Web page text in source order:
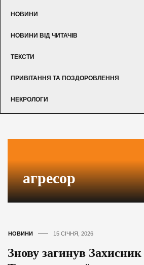
НОВИНИ
НОВИНИ ВІД ЧИТАЧІВ
ТЕКСТИ
ПРИВІТАННЯ ТА ПОЗДОРОВЛЕННЯ
НЕКРОЛОГИ
агресор
НОВИНИ 15 СІЧНЯ, 2026
Знову загинув Захисник